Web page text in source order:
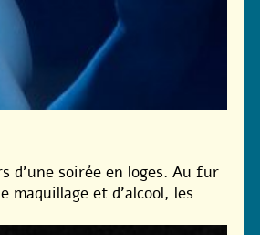
d’une soirée en loges. Au fur
et d’alcool, les